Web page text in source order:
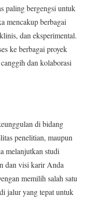
paling bergengsi untuk
mencakup berbagai
dan eksperimental.
ke berbagai proyek
dan kolaborasi
di bidang
penelitian, maupun
melanjutkan studi
dan visi karir Anda
memilih salah satu
jalur yang tepat untuk